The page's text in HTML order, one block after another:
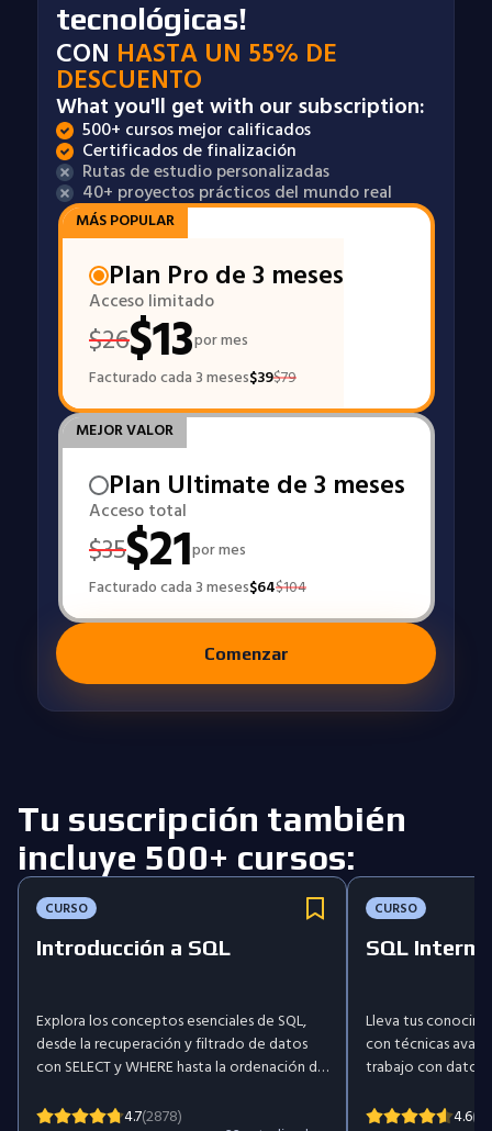
tecnológicas!
CON HASTA UN 55% DE
DESCUENTO
What you'll get with our subscription:
500+ cursos mejor calificados
Certificados de finalización
Rutas de estudio personalizadas
40+ proyectos prácticos del mundo real
MÁS POPULAR
Plan Pro de 3 meses
Acceso limitado
$26$13por mes
Facturado cada 3 meses$39$79
MEJOR VALOR
Plan Ultimate de 3 meses
Acceso total
$35$21por mes
Facturado cada 3 meses$64$104
Comenzar
Tu suscripción también
incluye 500+ cursos:
CURSO
Introducción a SQL
Explora los conceptos esenciales de SQL,
desde la recuperación y filtrado de datos
con SELECT y WHERE hasta la ordenación de
mediante funciones agregadas como
4.7(2878)
CURSO
SQL
Lleva tus
con técnicas
trabajo con datos
GROUP BY y4.6